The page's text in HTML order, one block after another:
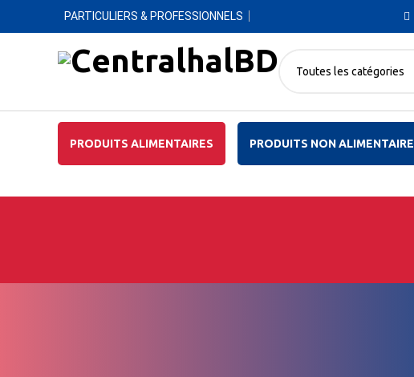
PARTICULIERS & PROFESSIONNELS
Toutes les catégories
PRODUITS ALIMENTAIRES PRODUITS NON